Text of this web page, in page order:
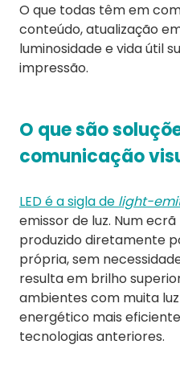
O que todas têm em
conteúdo, atualização
luminosidade e vida útil
impressão.
O que são
comunicação
LED é a sigla de light-
emissor de luz. Num ecrã
produzido diretamente
própria, sem
resulta em brilho
ambientes com muita
energético mais
tecnologias anteriores.